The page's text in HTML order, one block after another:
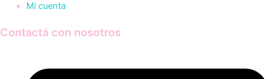
Mi cuenta
Contactá con nosotros